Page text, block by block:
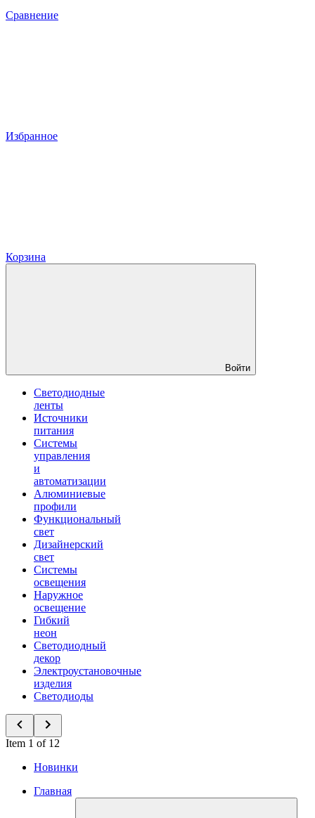
Сравнение
Избранное
Корзина
Войти
Светодиодные
ленты
Источники
питания
Системы
управления
и
автоматизации
Алюминиевые
профили
Функциональный
свет
Дизайнерский
свет
Системы
освещения
Наружное
освещение
Гибкий
неон
Светодиодный
декор
Электроустановочные
изделия
Светодиоды
Item 1 of 12
Новинки
Главная